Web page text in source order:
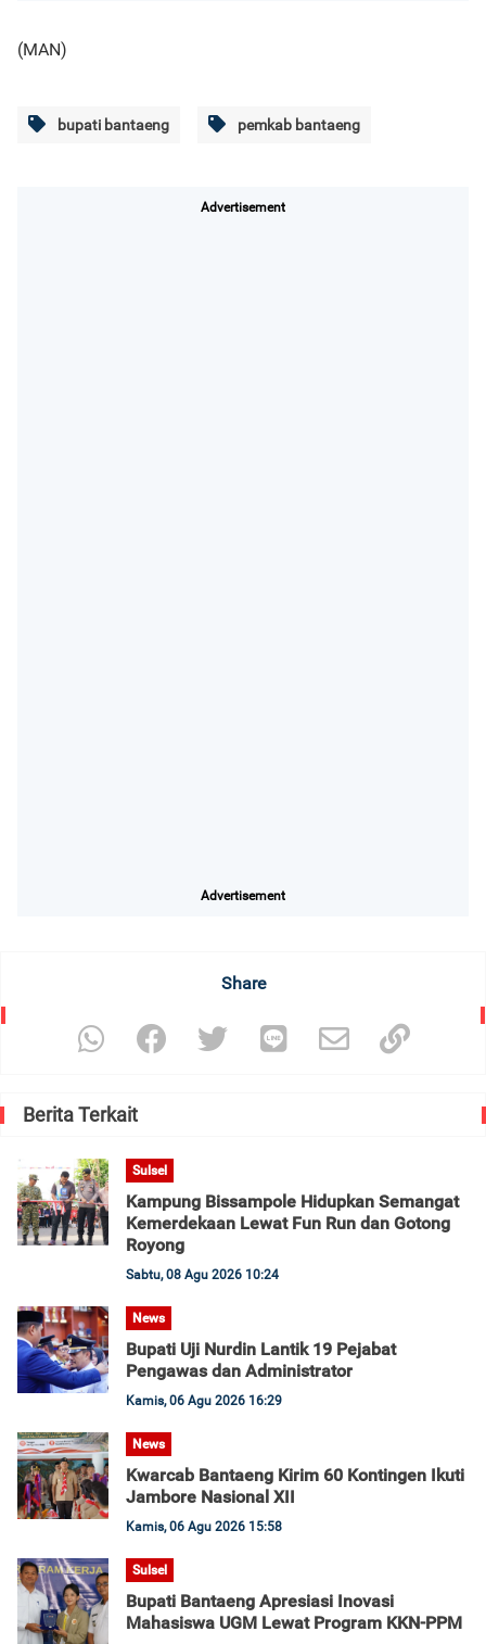
(MAN)
bupati bantaeng pemkab bantaeng
Advertisement
Advertisement
Share
Berita Terkait
Sulsel
Kampung Bissampole Hidupkan Semangat
Kemerdekaan Lewat Fun Run dan Gotong
Royong
Sabtu, 08 Agu 2026 10:24
News
Bupati Uji Nurdin Lantik 19 Pejabat
Pengawas dan Administrator
Kamis, 06 Agu 2026 16:29
News
Kwarcab Bantaeng Kirim 60 Kontingen Ikuti
Jambore Nasional XII
Kamis, 06 Agu 2026 15:58
Sulsel
Bupati Bantaeng Apresiasi Inovasi
Mahasiswa UGM Lewat Program KKN-PPM